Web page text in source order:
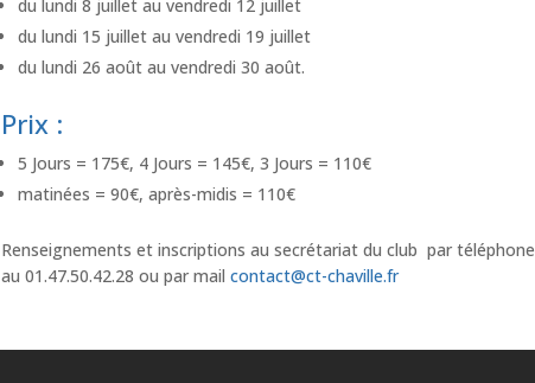
du lundi 8 juillet au vendredi 12 juillet
du lundi 15 juillet au vendredi 19 juillet
du lundi 26 août au vendredi 30 août.
Prix :
5 Jours = 175€, 4 Jours = 145€, 3 Jours = 110€
matinées = 90€, après-midis = 110€
Renseignements et inscriptions au secrétariat du club par téléphone
au 01.47.50.42.28 ou par mail contact@ct-chaville.fr